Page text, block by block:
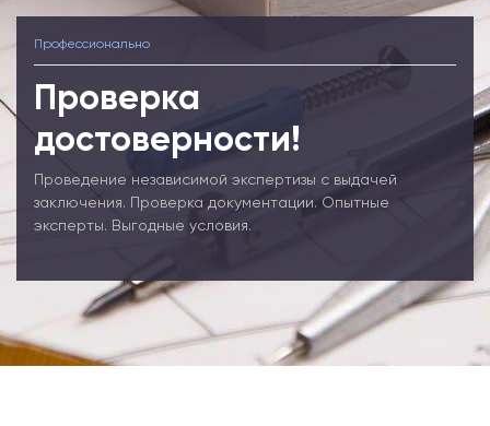
Профессионально
Проверка
достоверности!
Проведение независимой экспертизы с выдачей
заключения. Проверка документации. Опытные
эксперты. Выгодные условия.